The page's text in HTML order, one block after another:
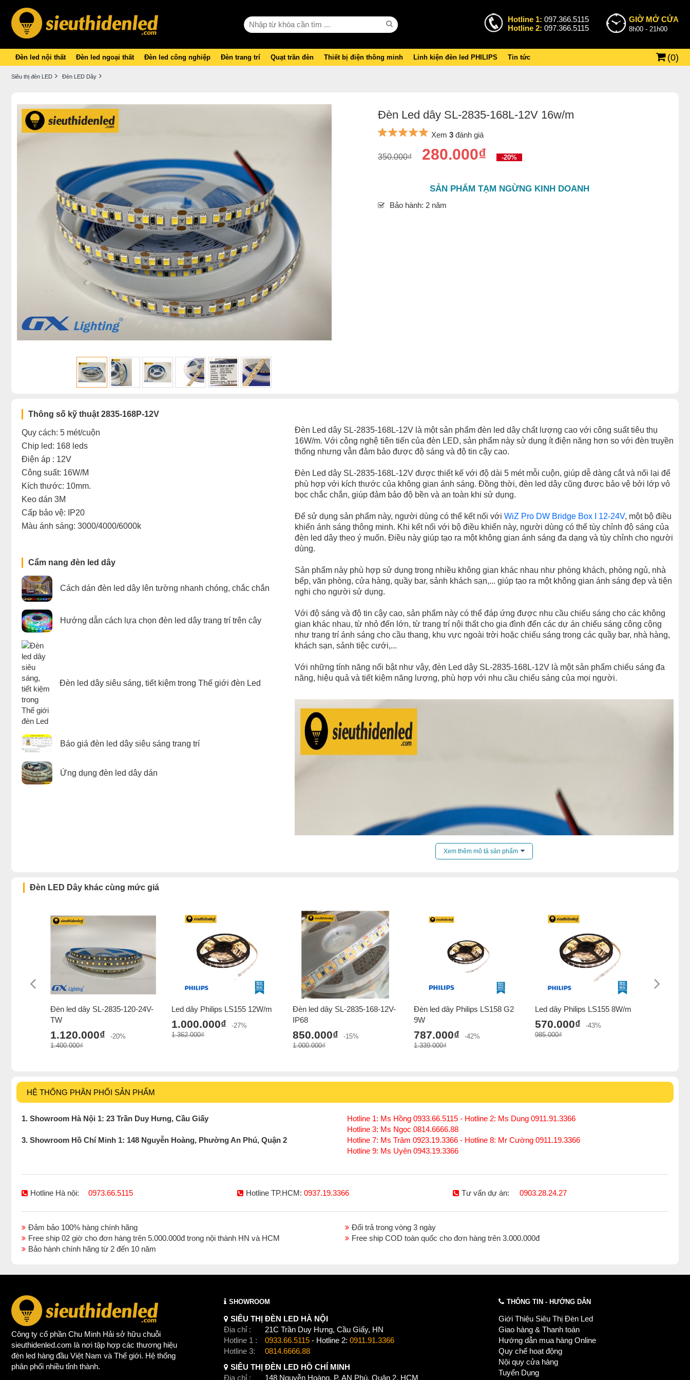
Hotline 1: 097.366.5115
Hotline 2: 097.366.5115
GIỜ MỞ CỬA
8h00 - 21h00
Đèn led nội thất Đèn led ngoại thất Đèn led công nghiệp Đèn trang trí Quạt trần đèn Thiết bị điện thông minh Linh kiện đèn led PHILIPS Tin tức (0)
Siêu thị đèn LED Đèn LED Dây
Đèn Led dây SL-2835-168L-12V 16w/m
Xem 3 đánh giá
350.000₫ 280.000₫ -20%
SẢN PHẨM TẠM NGỪNG KINH DOANH
Bảo hành: 2 năm
Thông số kỹ thuật 2835-168P-12V
Quy cách: 5 mét/cuộn
Chip led: 168 leds
Điện áp : 12V
Công suất: 16W/M
Kích thước: 10mm.
Keo dán 3M
Cấp bảo vệ: IP20
Màu ánh sáng: 3000/4000/6000k
Cẩm nang đèn led dây
Cách dán đèn led dây lên tường nhanh chóng, chắc chắn
Hướng dẫn cách lựa chọn đèn led dây trang trí trên cây
Đèn led dây siêu sáng, tiết kiệm trong Thế giới đèn Led
Báo giá đèn led dây siêu sáng trang trí
Ứng dụng đèn led dây dán
Đèn Led dây SL-2835-168L-12V là một sản phẩm đèn led dây chất lượng cao với công suất tiêu thụ
16W/m. Với công nghệ tiên tiến của đèn LED, sản phẩm này sử dụng ít điện năng hơn so với đèn truyền
thống nhưng vẫn đảm bảo được độ sáng và độ tin cậy cao.
Đèn Led dây SL-2835-168L-12V được thiết kế với độ dài 5 mét mỗi cuộn, giúp dễ dàng cắt và nối lại để
phù hợp với kích thước của không gian ánh sáng. Đồng thời, đèn led dây cũng được bảo vệ bởi lớp vỏ
bọc chắc chắn, giúp đảm bảo độ bền và an toàn khi sử dụng.
Để sử dụng sản phẩm này, người dùng có thể kết nối với WiZ Pro DW Bridge Box I 12-24V, một bộ điều
khiển ánh sáng thông minh. Khi kết nối với bộ điều khiển này, người dùng có thể tùy chỉnh độ sáng của
đèn led dây theo ý muốn. Điều này giúp tạo ra một không gian ánh sáng đa dạng và tùy chỉnh cho người
dùng.
Sản phẩm này phù hợp sử dụng trong nhiều không gian khác nhau như phòng khách, phòng ngủ, nhà
bếp, văn phòng, cửa hàng, quầy bar, sảnh khách sạn,... giúp tạo ra một không gian ánh sáng đẹp và tiện
nghi cho người sử dụng.
Với độ sáng và độ tin cậy cao, sản phẩm này có thể đáp ứng được nhu cầu chiếu sáng cho các không
gian khác nhau, từ nhỏ đến lớn, từ trang trí nội thất cho gia đình đến các dự án chiếu sáng công cộng
như trang trí ánh sáng cho cầu thang, khu vực ngoài trời hoặc chiếu sáng trong các quầy bar, nhà hàng,
khách sạn, sảnh tiệc cưới,...
Với những tính năng nổi bật như vậy, đèn Led dây SL-2835-168L-12V là một sản phẩm chiếu sáng đa
năng, hiệu quả và tiết kiệm năng lượng, phù hợp với nhu cầu chiếu sáng của mọi người.
Xem thêm mô tả sản phẩm
Đèn LED Dây khác cùng mức giá
Đèn led dây SL-2835-120-24V-
TW
1.120.000₫
-20%
1.400.000₫
Led dây Philips LS155 12W/m
1.000.000₫
-27%
1.362.000₫
Đèn led dây SL-2835-168-12V-
IP68
850.000₫
-15%
1.000.000₫
Đèn led dây Philips LS158 G2
9W
787.000₫
-42%
1.339.000₫
Led dây Philips LS155 8W/m
570.000₫
-43%
985.000₫
HỆ THỐNG PHÂN PHỐI SẢN PHẨM
1. Showroom Hà Nội 1: 23 Trần Duy Hưng, Cầu Giấy
Hotline 1: Ms Hồng 0933.66.5115 - Hotline 2: Ms Dung 0911.91.3366
Hotline 3: Ms Ngọc 0814.6666.88
3. Showroom Hồ Chí Minh 1: 148 Nguyễn Hoàng, Phường An Phú, Quận 2
Hotline 7: Ms Trâm 0923.19.3366 - Hotline 8: Mr Cường 0911.19.3366
Hotline 9: Ms Uyên 0943.19.3366
Hotline Hà nội: 0973.66.5115 Hotline TP.HCM: 0937.19.3366 Tư vấn dự án: 0903.28.24.27
Đảm bảo 100% hàng chính hãng
Đổi trả trong vòng 3 ngày
Free ship 02 giờ cho đơn hàng trên 5.000.000đ trong nội thành HN và HCM
Free ship COD toàn quốc cho đơn hàng trên 3.000.000đ
Bảo hành chính hãng từ 2 đến 10 năm
Công ty cổ phần Chu Minh Hải sở hữu chuỗi
sieuthidenled.com là nơi tập hợp các thương hiệu
đèn led hàng đầu Việt Nam và Thế giới. Hệ thống
phân phối nhiều tỉnh thành.
SHOWROOM
SIÊU THỊ ĐÈN LED HÀ NỘI
Địa chỉ :
21C Trần Duy Hưng, Cầu Giấy, HN
Hotline 1 :
0933.66.5115 - Hotline 2: 0911.91.3366
Hotline 3:
0814.6666.88
SIÊU THỊ ĐÈN LED HỒ CHÍ MINH
Địa chỉ :
148 Nguyễn Hoàng, P. AN Phú, Quận 2, HCM
THÔNG TIN - HƯỚNG DẪN
Giới Thiệu Siêu Thị Đèn Led
Giao hàng & Thanh toán
Hướng dẫn mua hàng Online
Quy chế hoạt động
Nội quy cửa hàng
Tuyển Dụng